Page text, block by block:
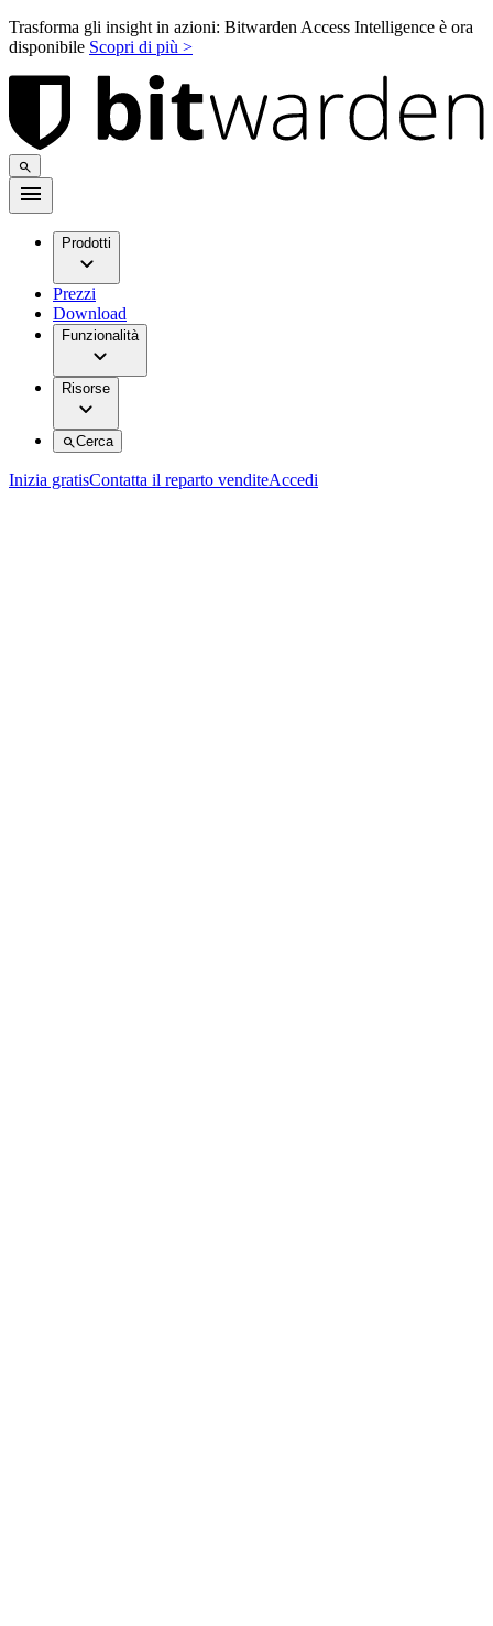
Trasforma gli insight in azioni: Bitwarden Access Intelligence è ora
disponibile Scopri di più >
Prodotti
Prezzi
Download
Funzionalità
Risorse
Cerca
Inizia gratisContatta il reparto venditeAccedi